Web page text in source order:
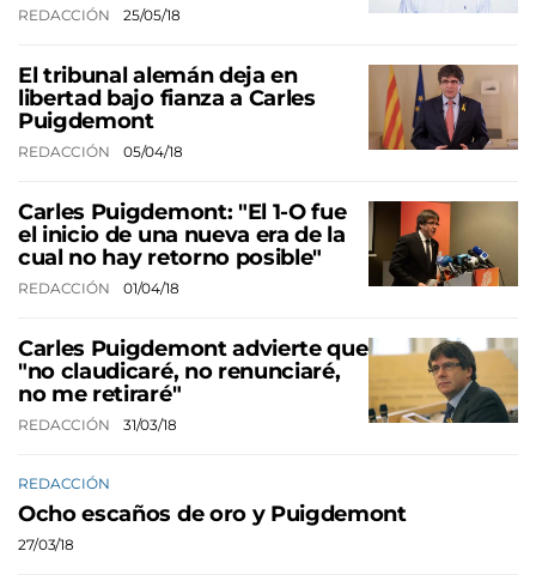
REDACCIÓN 25/05/18
El tribunal alemán deja en
libertad bajo fianza a Carles
Puigdemont
REDACCIÓN 05/04/18
Carles Puigdemont: "El 1-O fue
el inicio de una nueva era de la
cual no hay retorno posible"
REDACCIÓN 01/04/18
Carles Puigdemont advierte que
"no claudicaré, no renunciaré,
no me retiraré"
REDACCIÓN 31/03/18
REDACCIÓN
Ocho escaños de oro y Puigdemont
27/03/18